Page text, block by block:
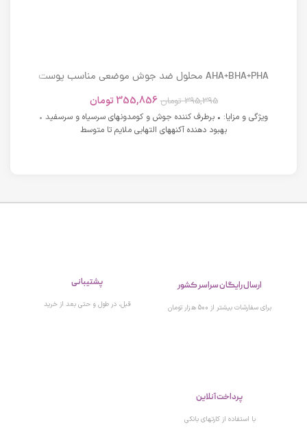
AHA+BHA+PHA محلول ضد جوش موضعی مناسب پوست
395,395 تومان 355,856 تومان
ویژگی و مزایا: • برطرف کننده جوش و کومدونهای سرسیاه و سرسفید •
بهبود دهنده آکنههای التهابی ملایم تا متوسط
ارسال رایگان سراسر کشور
برای سفارشات بیشتر از 500 هزار تومان
پشتیبانی
قبل، در طول و حتی بعد از خرید
پرداخت آنلاین
با استفاده از کارتهای بانکی